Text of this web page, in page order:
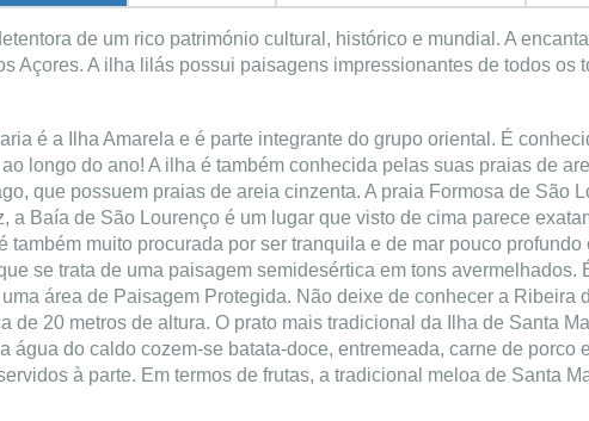
de um rico património cultural, histórico e mundial. A
Açores. A ilha lilás possui paisagens impressionantes de todos os
é a Ilha Amarela e é parte integrante do grupo oriental. É
longo do ano! A ilha é também conhecida pelas suas praias de
que possuem praias de areia cinzenta. A praia Formosa de São
a Baía de São Lourenço é um lugar que visto de cima parece
também muito procurada por ser tranquila e de mar pouco
se trata de uma paisagem semidesértica em tons
área de Paisagem Protegida. Não deixe de conhecer a
de 20 metros de altura. O prato mais tradicional da Ilha de Santa
água do caldo cozem-se batata-doce, entremeada, carne de
à parte. Em termos de frutas, a tradicional meloa de Santa